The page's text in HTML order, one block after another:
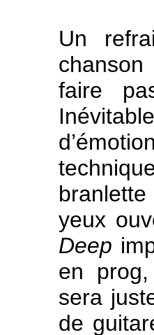
Un
faire
yeux
Deep
en
sera
de